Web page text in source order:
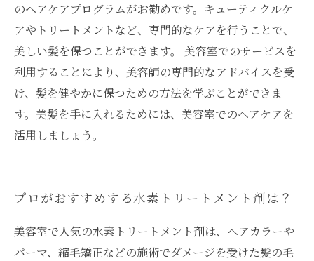
のヘアケアプログラムがお勧めです。キューティクルケ
アやトリートメントなど、専門的なケアを行うことで、
美しい髪を保つことができます。 美容室でのサービスを
利用することにより、美容師の専門的なアドバイスを受
け、髪を健やかに保つための方法を学ぶことができま
す。美髪を手に入れるためには、美容室でのヘアケアを
活用しましょう。
プロがおすすめする水素トリートメント剤は？
美容室で人気の水素トリートメント剤は、ヘアカラーや
パーマ、縮毛矯正などの施術でダメージを受けた髪の毛